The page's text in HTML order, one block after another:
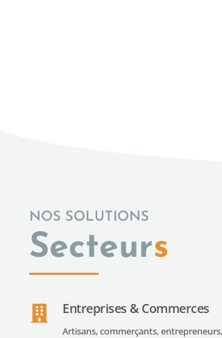
Site web responsive pour
NOS SOLUTIONS
Secteurs
Entreprises & Commerces
Artisans, commerçants, entrepreneurs,